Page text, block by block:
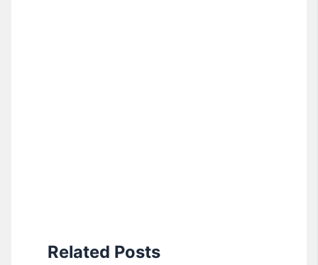
Related Posts